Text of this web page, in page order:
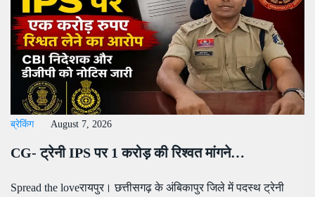
ब्रेकिंग August 7, 2026
CG- ट्रेनी IPS पर 1 करोड़ की रिश्वत मांगने…
Spread the loveरायपुर। छत्तीसगढ़ के अंबिकापुर जिले में पदस्थ ट्रेनी